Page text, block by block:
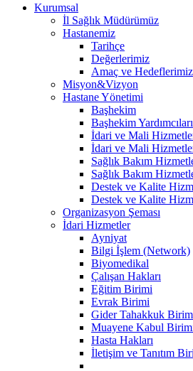
Kurumsal
İl Sağlık Müdürümüz
Hastanemiz
Tarihçe
Değerlerimiz
Amaç ve Hedeflerimiz
Misyon&Vizyon
Hastane Yönetimi
Başhekim
Başhekim Yardımcıları
İdari ve Mali
İdari ve Mali
Sağlık Bakım
Sağlık Bakım
Destek ve Kalite
Destek ve Kalite
Organizasyon Şeması
İdari Hizmetler
Ayniyat
Bilgi İşlem (Network)
Biyomedikal
Çalışan Hakları
Eğitim Birimi
Evrak Birimi
Gider Tahakkuk
Muayene Kabul
Hasta Hakları
İletişim ve Tanıtım